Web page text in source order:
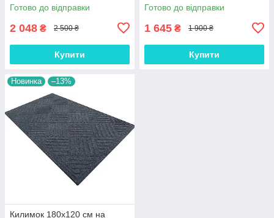
Готово до відправки
2 048 ₴ 2 500 ₴
Купити
(К506к)
Готово до відправки
1 645 ₴ 1 900 ₴
Купити
Новинка –13%
Килимок 180х120 см на